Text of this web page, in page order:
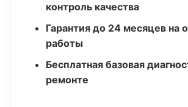
контроль качества
Гарантия до 24 месяцев на
работы
Бесплатная базовая
ремонте